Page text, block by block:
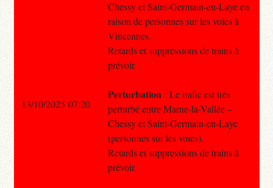
Chessy et Saint-Germain-en-Laye en
raison de personnes sur les voies à
Vincennes.
Retards et suppressions de trains à
prévoir.
Perturbation : Le trafic est très
perturbé entre Marne-la-Vallée –
Chessy et Saint-Germain-en-Laye
(personnes sur les voies).
Retards et suppressions de trains à
prévoir.
13/10/2025 07:20